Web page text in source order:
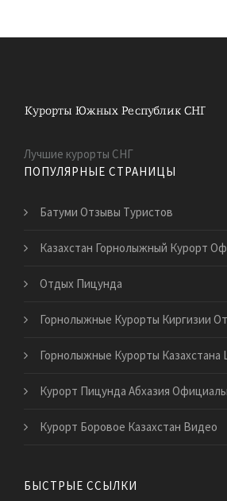
Лучшие курорты СНГ
ПОПУЛЯРНЫЕ СТРАНИЦЫ
Батуми Отзывы Туристов
Казахстан Горнолыжный Курорт
Отдых Пицунда
Горнолыжные Курорты Киргизии
Горнолыжные Курорты Казахстана
Курорт Пицунда Абхазия
Курорт Боровое Казахстан Видео
БЫСТРЫЕ ССЫЛКИ